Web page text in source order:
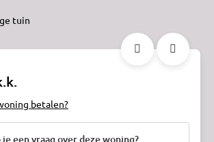
tuin
betalen?
je een vraag over deze woning?